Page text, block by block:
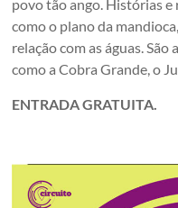
povo tão ango. Histórias
como o plano da
relação com as águas.
como a Cobra Grande, o
ENTRADA GRATUITA.